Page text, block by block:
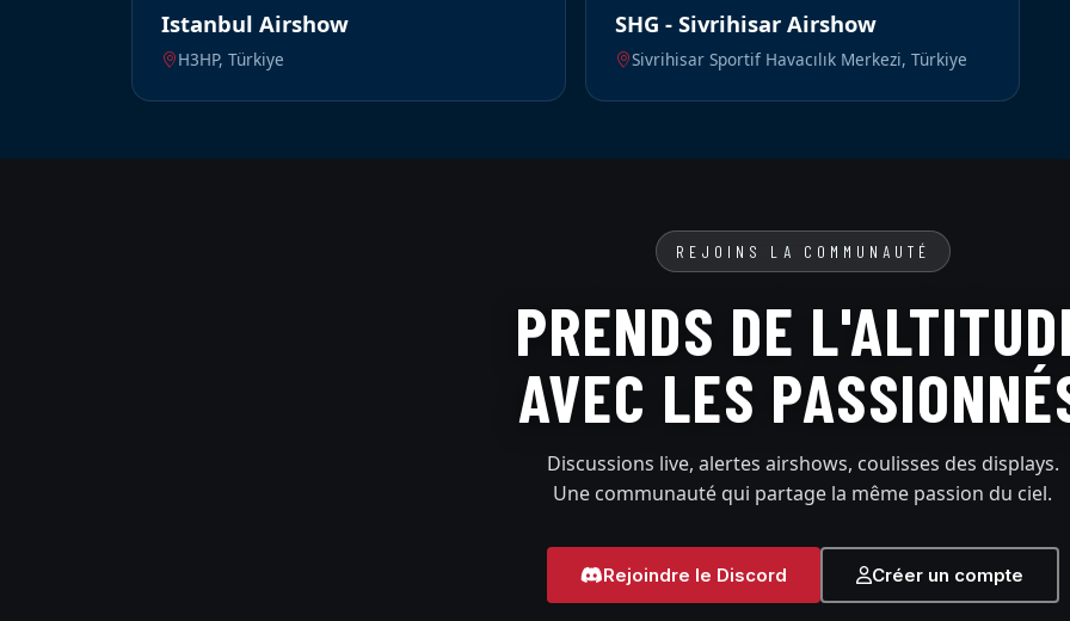
Istanbul Airshow
H3HP, Türkiye
SHG - Sivrihisar Airshow
Sivrihisar Sportif Havacılık Merkezi, Türkiye
REJOINS LA COMMUNAUTÉ
PRENDS DE
AVEC LES
Discussions live, alertes airshows, coulisses des displays.
Une communauté qui partage la même passion du ciel.
Rejoindre le Discord Créer un compte